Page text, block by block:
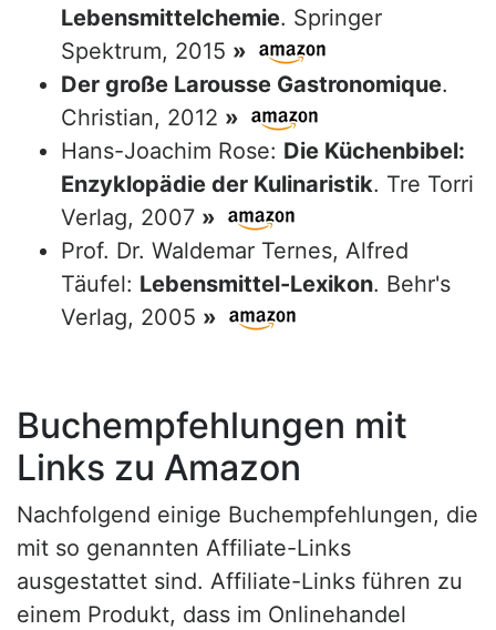
Lebensmittelchemie. Springer
Spektrum, 2015 »
Der große Larousse Gastronomique.
Christian, 2012 »
Hans-Joachim Rose: Die Küchenbibel:
Enzyklopädie der Kulinaristik. Tre Torri
Verlag, 2007 »
Prof. Dr. Waldemar Ternes, Alfred
Täufel: Lebensmittel-Lexikon. Behr's
Verlag, 2005 »
Buchempfehlungen mit
Links zu Amazon
Nachfolgend einige Buchempfehlungen, die
mit so genannten Affiliate-Links
ausgestattet sind. Affiliate-Links führen zu
einem Produkt, dass im Onlinehandel